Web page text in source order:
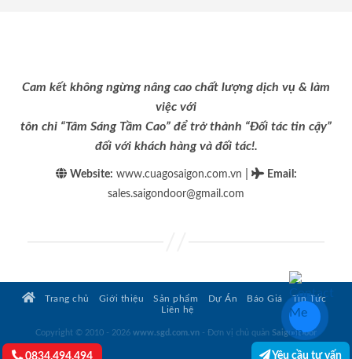
Cam kết không ngừng nâng cao chất lượng dịch vụ & làm
việc với
tôn chỉ “Tâm Sáng Tầm Cao” để trở thành “Đối tác tin cậy”
đối với khách hàng và đối tác!.
Website: www.cuagosaigon.com.vn Email :
sales.saigondoor@gmail.com
Trang chủ Giới thiệu Sản phẩm Dự Án Báo Giá
Tin Tức
Liên hệ
Copyright © 2010 - 2026 www.sgd.com.vn - Đơn vị chủ quản SaigonDoor
0834.494.494 Yêu cầu tư vấn